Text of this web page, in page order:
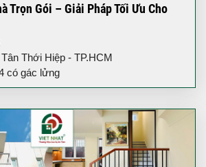
Trọn Gói – Giải Pháp Tối Ưu Cho
Thới Hiệp - TP.HCM
có gác lửng